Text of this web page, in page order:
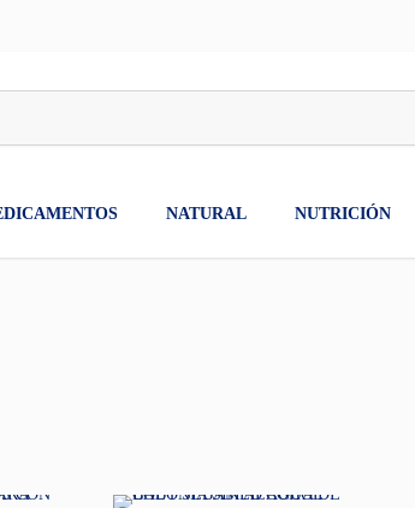
NATURAL NUTRICIÓN